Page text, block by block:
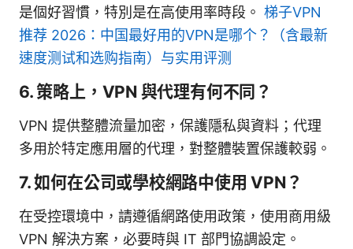
是個好習慣，特別是在高使用率時段。 梯子VPN
推荐 2026：中国最好用的VPN是哪个？（含最新
速度测试和选购指南）与实用评测
6. 策略上，VPN 與代理有何不同？
VPN 提供整體流量加密，保護隱私與資料；代理
多用於特定應用層的代理，對整體裝置保護較弱。
7. 如何在公司或學校網路中使用 VPN？
在受控環境中，請遵循網路使用政策，使用商用級
VPN 解決方案，必要時與 IT 部門協調設定。